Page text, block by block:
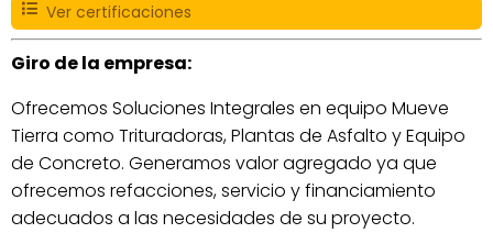
Ver certificaciones
Giro de la empresa:
Ofrecemos Soluciones Integrales en equipo Mueve
Tierra como Trituradoras, Plantas de Asfalto y Equipo
de Concreto. Generamos valor agregado ya que
ofrecemos refacciones, servicio y financiamiento
adecuados a las necesidades de su proyecto.